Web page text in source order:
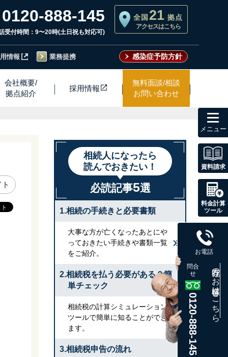
0120-888-145
受付時間：9〜20時(土日祝も対応可)
全国 21 拠点
アクセスはこちら
情報 業務提携 感染症予防方針
会社概要/
拠点紹介
採用情報
無料面談/相談
お問い合わせ
相続人になったら
読んでおきたい！
必読記事5選
1.相続の手続きと必要書類
大事な方が亡くなったあとにや
っておきたい手続きや書類一覧
をご紹介。
2.相続税を払う必要がある？簡
単チェック
相続税の計算シミュレーション
ツールで簡単に知ることができ
ます。
3.相続税申告の流れ
資料請求
料金計算
ツール
お電話
問合
せ
0120-888-145
既存のお客様はこちら